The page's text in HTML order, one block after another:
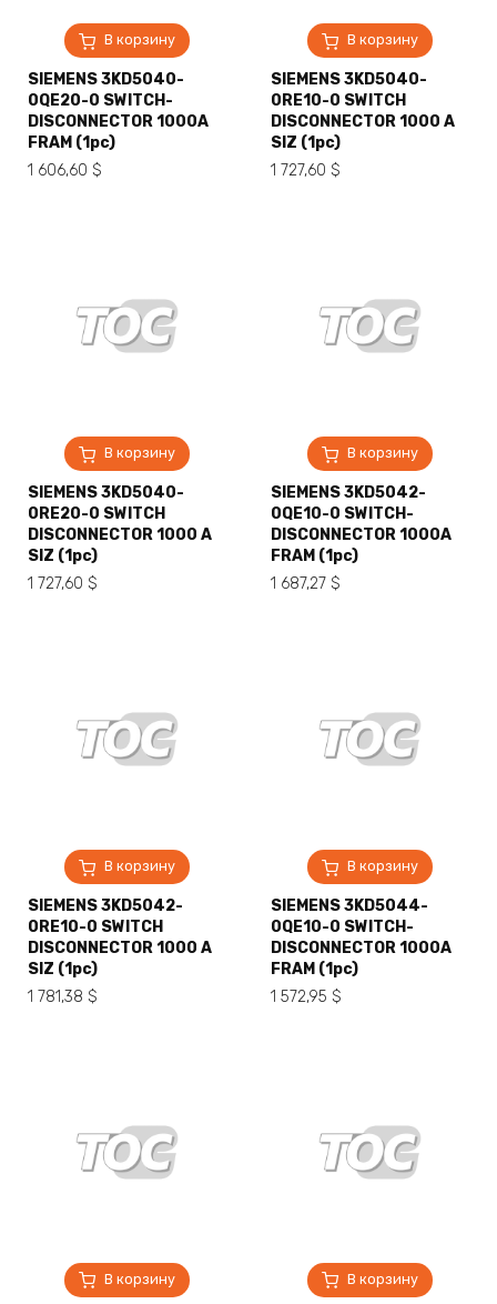
В корзину
SIEMENS 3KD5040-
0QE20-0 SWITCH-
DISCONNECTOR 1000A
FRAM (1pc)
1 606,60 $
В корзину
SIEMENS 3KD5040-
0RE10-0 SWITCH
DISCONNECTOR 1000 A
SIZ (1pc)
1 727,60 $
В корзину
SIEMENS 3KD5040-
0RE20-0 SWITCH
DISCONNECTOR 1000 A
SIZ (1pc)
1 727,60 $
В корзину
SIEMENS 3KD5042-
0QE10-0 SWITCH-
DISCONNECTOR 1000A
FRAM (1pc)
1 687,27 $
В корзину
SIEMENS 3KD5042-
0RE10-0 SWITCH
DISCONNECTOR 1000 A
SIZ (1pc)
1 781,38 $
В корзину
SIEMENS 3KD5044-
0QE10-0 SWITCH-
DISCONNECTOR 1000A
FRAM (1pc)
1 572,95 $
В корзину В корзину